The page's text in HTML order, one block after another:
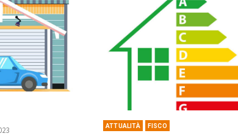
ATTUALITÀ FISCO